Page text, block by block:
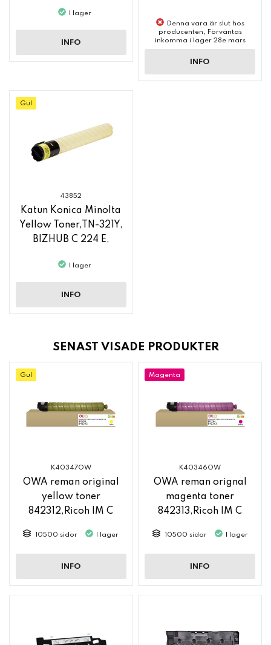
I lager
INFO
Denna vara är slut hos
producenten, Förväntas
inkomma i lager 28e mars
INFO
Gul
43852
Katun Konica Minolta
Yellow Toner,TN-321Y,
BIZHUB C 224 E,
I lager
INFO
SENAST VISADE PRODUKTER
Gul
K40347OW
OWA reman original
yellow toner
842312,Ricoh IM C
10500 sidor I lager
INFO
Magenta
K40346OW
OWA reman orignal
magenta toner
842313,Ricoh IM C
10500 sidor I lager
INFO